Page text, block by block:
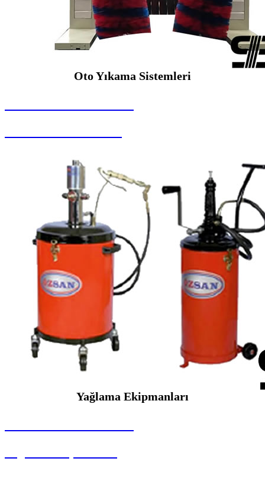
Oto Yıkama Sistemleri
Yağlama Ekipmanları